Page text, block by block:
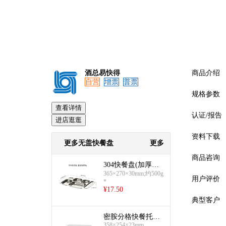
酒总易快得
自营
增票 普票
查看详情
进店逛逛
更多无盖快餐盘 更多
304快餐盘(加厚加
深六格)
365×270×30mm;约500g
*
¥17.50
密胺分格快餐托盘
商品介绍
规格参数
认证/报告
资料下载
商品咨询
用户评价
典型客户